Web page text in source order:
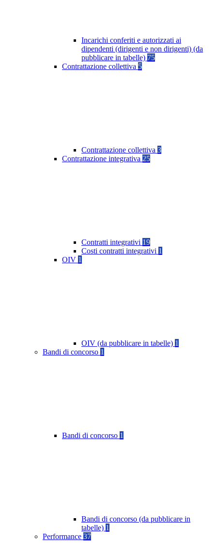
Incarichi conferiti e autorizzati ai
dipendenti (dirigenti e non dirigenti) (da
pubblicare in tabelle) 75
Contrattazione collettiva 5
Contrattazione collettiva 3
Contrattazione integrativa 25
Contratti integrativi 19
Costi contratti integrativi 1
OIV 1
OIV (da pubblicare in tabelle) 1
Bandi di concorso 1
Bandi di concorso 1
Bandi di concorso (da pubblicare in
tabelle) 1
Performance 37